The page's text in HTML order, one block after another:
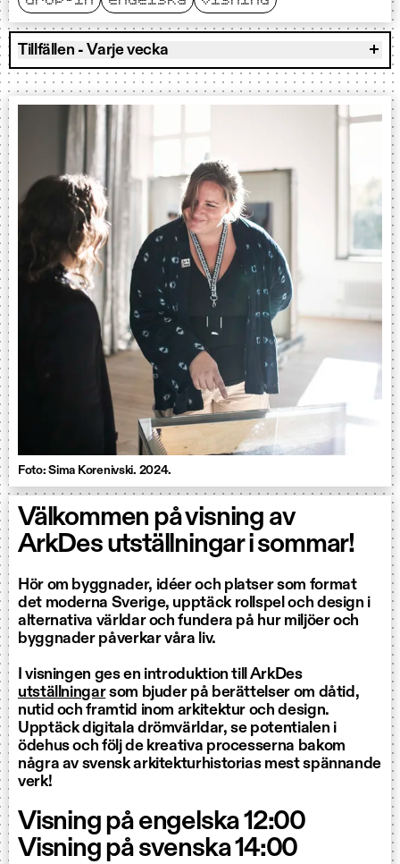
Tillfällen - Varje vecka
Foto: Sima Korenivski. 2024.
Välkommen på visning av
ArkDes utställningar i sommar!
Hör om byggnader, idéer och platser som format
det moderna Sverige, upptäck rollspel och design i
alternativa världar och fundera på hur miljöer och
byggnader påverkar våra liv.
I visningen ges en introduktion till ArkDes
utställningarsom bjuder på berättelser om dåtid,
nutid och framtid inom arkitektur och design.
Upptäck digitala drömvärldar, se potentialen i
ödehus och följ de kreativa processerna bakom
några av svensk arkitekturhistorias mest spännande
verk!
Visning på engelska 12:00
Visning på svenska 14:00